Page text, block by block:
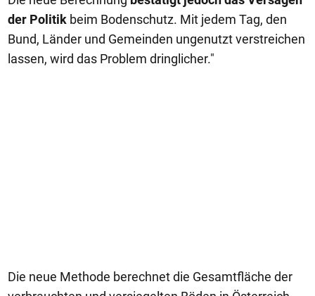
der Politik beim Bodenschutz. Mit jedem Tag, den
Bund, Länder und Gemeinden ungenutzt verstreichen
lassen, wird das Problem dringlicher."
Die neue Methode berechnet die Gesamtfläche der